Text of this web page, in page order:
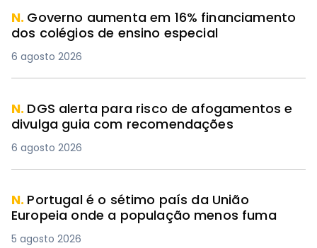
N. Governo aumenta em 16% financiamento
dos colégios de ensino especial
6 agosto 2026
N. DGS alerta para risco de afogamentos e
divulga guia com recomendações
6 agosto 2026
N. Portugal é o sétimo país da União
Europeia onde a população menos fuma
5 agosto 2026